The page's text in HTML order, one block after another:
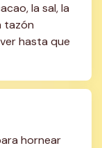
la sal, la
tazón
hasta que
hornear